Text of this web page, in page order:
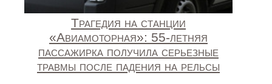
Трагедия на станции
«Авиамоторная»: 55‑летняя
пассажирка получила серьезные
травмы после падения на рельсы